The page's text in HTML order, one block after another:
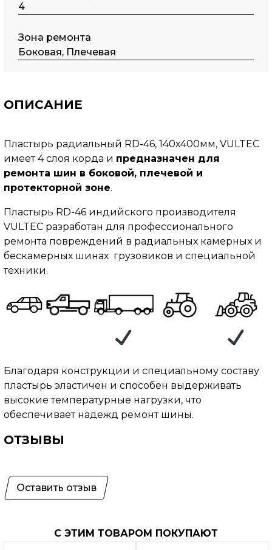
4
Зона ремонта
Боковая, Плечевая
ОПИСАНИЕ
Пластырь радиальный RD-46, 140х400мм, VULTEC
имеет 4 слоя корда и предназначен для
ремонта шин в боковой, плечевой и
протекторной зоне.
Пластырь RD-46 индийского производителя
VULTEC разработан для профессионального
ремонта повреждений в радиальных камерных и
бескамерных шинах грузовиков и специальной
техники.
Благодаря конструкции и специальному составу
пластырь эластичен и способен выдерживать
высокие температурные нагрузки, что
обеспечивает надежд ремонт шины.
ОТЗЫВЫ
Оставить отзыв
С ЭТИМ ТОВАРОМ ПОКУПАЮТ